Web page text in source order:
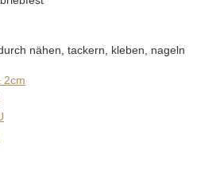
nähen, tackern, kleben, nageln
2cm